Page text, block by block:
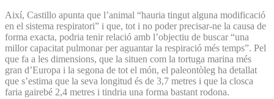
Així, Castillo apunta que l’animal “hauria tingut alguna modificació
en el sistema respiratori” i que, tot i no poder precisar-ne la causa de
forma exacta, podria tenir relació amb l’objectiu de buscar “una
millor capacitat pulmonar per aguantar la respiració més temps”. Pel
que fa a les dimensions, que la situen com la tortuga marina més
gran d’Europa i la segona de tot el món, el paleontòleg ha detallat
que s’estima que la seva longitud és de 3,7 metres i que la closca
faria gairebé 2,4 metres i tindria una forma bastant rodona.